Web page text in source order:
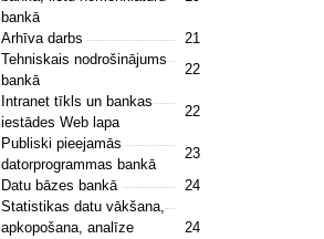
bankā
Arhīva darbs
21
Tehniskais nodrošinājums
bankā
22
Intranet tīkls un bankas
iestādes Web lapa
22
Publiski pieejamās
datorprogrammas bankā
23
Datu bāzes bankā 24
Statistikas datu vākšana,
apkopošana, analīze
24